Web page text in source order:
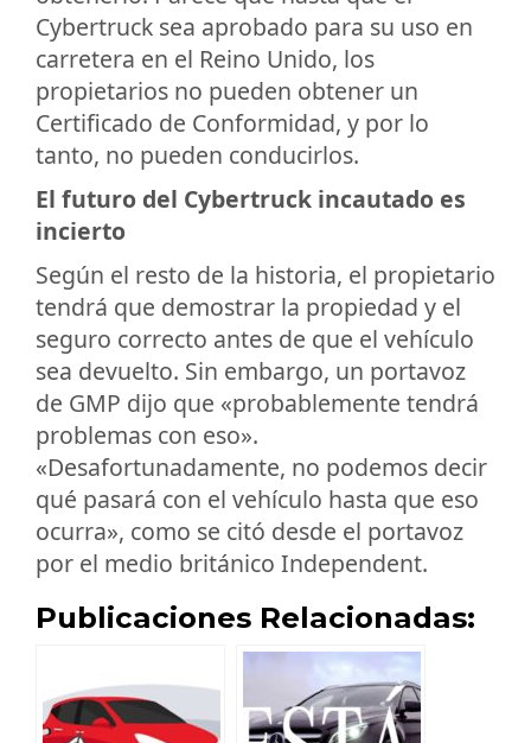
Cybertruck sea aprobado para su uso en
carretera en el Reino Unido, los
propietarios no pueden obtener un
Certificado de Conformidad, y por lo
tanto, no pueden conducirlos.
El futuro del Cybertruck incautado es
incierto
Según el resto de la historia, el propietario
tendrá que demostrar la propiedad y el
seguro correcto antes de que el vehículo
sea devuelto. Sin embargo, un portavoz
de GMP dijo que «probablemente tendrá
problemas con eso».
«Desafortunadamente, no podemos decir
qué pasará con el vehículo hasta que eso
ocurra», como se citó desde el portavoz
por el medio británico Independent.
Publicaciones Relacionadas: